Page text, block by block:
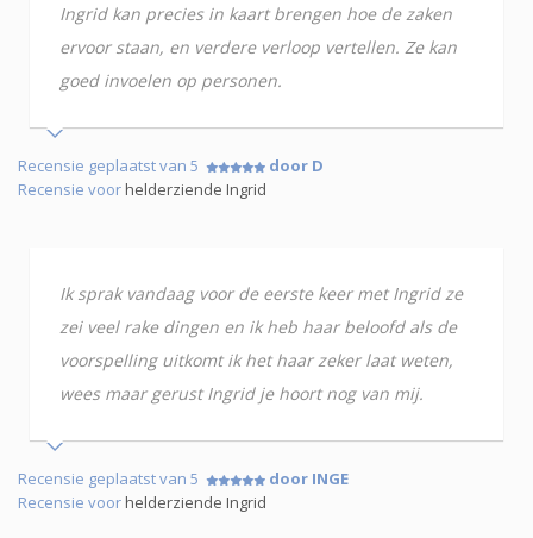
Ingrid kan precies in kaart brengen hoe de zaken
ervoor staan, en verdere verloop vertellen. Ze kan
goed invoelen op personen.
Recensie geplaatst van 5
door D
Recensie voorhelderziende Ingrid
Ik sprak vandaag voor de eerste keer met Ingrid ze
zei veel rake dingen en ik heb haar beloofd als de
voorspelling uitkomt ik het haar zeker laat weten,
wees maar gerust Ingrid je hoort nog van mij.
Recensie geplaatst van 5
door INGE
Recensie voorhelderziende Ingrid